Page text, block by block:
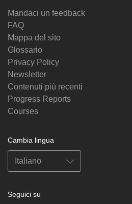
Mandaci un feedback
FAQ
Mappa del sito
Glossario
Privacy Policy
Newsletter
Contenuti più recenti
Progress Reports
Courses
Cambia lingua
Seguici su